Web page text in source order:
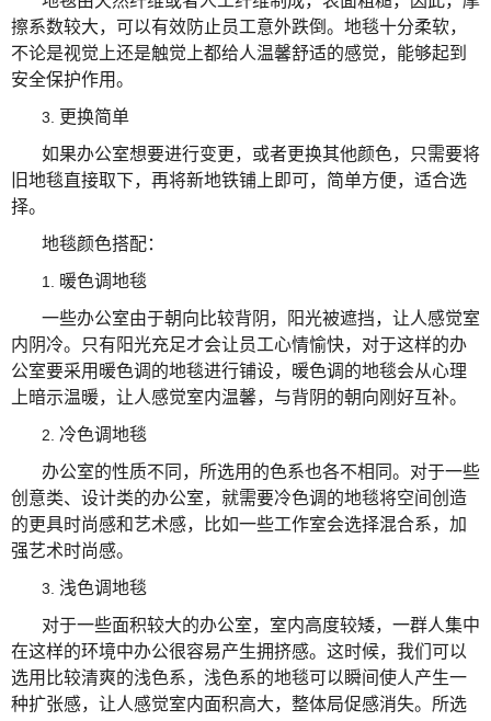
擦系数较大，可以有效防止员工意外跌倒。地毯十分柔软，
不论是视觉上还是触觉上都给人温馨舒适的感觉，能够起到
安全保护作用。
3.
更换简单
如果办公室想要进行变更，或者更换其他颜色，只需要将
旧地毯直接取下，再将新地铁铺上即可，简单方便，适合选
择。
地毯颜色搭配：
1.
暖色调地毯
一些办公室由于朝向比较背阴，阳光被遮挡，让人感觉室
内阴冷。只有阳光充足才会让员工心情愉快，对于这样的办
公室要采用暖色调的地毯进行铺设，暖色调的地毯会从心理
上暗示温暖，让人感觉室内温馨，与背阴的朝向刚好互补。
2. 冷色调地毯
办公室的性质不同，所选用的色系也各不相同。对于一些
创意类、设计类的办公室，就需要冷色调的地毯将空间创造
的更具时尚感和艺术感，比如一些工作室会选择混合系，加
强艺术时尚感。
3. 浅色调地毯
对于一些面积较大的办公室，室内高度较矮，一群人集中
在这样的环境中办公很容易产生拥挤感。这时候，我们可以
选用比较清爽的浅色系，浅色系的地毯可以瞬间使人产生一
种扩张感，让人感觉室内面积高大，整体局促感消失。所选